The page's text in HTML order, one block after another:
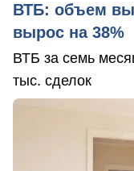
ВТБ: объем
вырос на 38%
ВТБ за семь
тыс. сделок